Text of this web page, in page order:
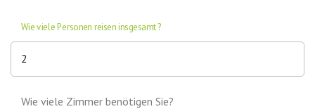
Wie viele Personen reisen insgesamt?
Wie viele Zimmer benötigen Sie?